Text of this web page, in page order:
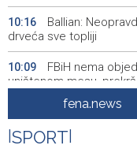
10:16
Ballian:
drveća sve topliji
10:09
FBiH nema
uništenom mesu,
Marija Šerifović
zatvorila 'Dane dijaspore
fena.news
SPORT